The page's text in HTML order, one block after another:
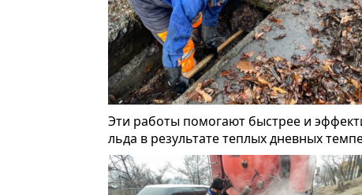
Эти работы помогают быстрее и
льда в результате теплых дневных